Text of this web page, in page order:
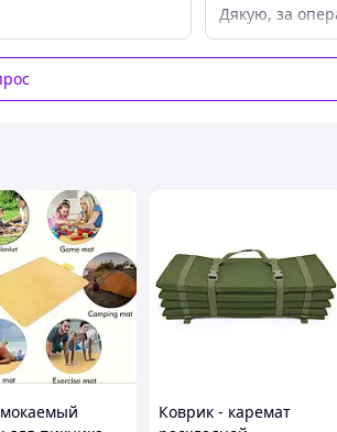
Дякую, за
Коврик - каремат